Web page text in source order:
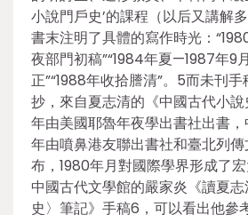
小說門戶史’的課程（以后又講解
書末注明了具體的寫作時光：
夜部門初稿”“1984年夏—1987年9
正”“1988年收拾謄清”。5而未刊
抄，來自夏志清的《中國古代小說
年由美國耶魯年夜學出書社出書
年由噴鼻港友聯出書社和臺北列
布，1980年月對國際學界形成了
中國古代文學館的嚴家炎《讀夏
史〉筆記》手稿6，可以看出他參